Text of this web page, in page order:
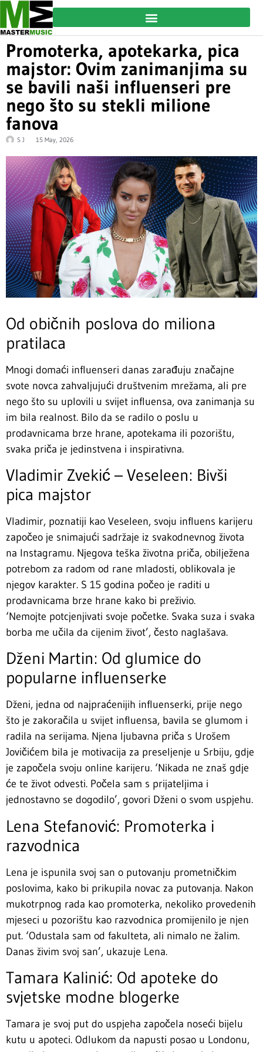
Promoterka, apotekarka, pica
majstor: Ovim zanimanjima su
se bavili naši influenseri pre
nego što su stekli milione
fanova
S J 15 May, 2026
Od običnih poslova do miliona
pratilaca
Mnogi domaći influenseri danas zarađuju značajne
svote novca zahvaljujući društvenim mrežama, ali pre
nego što su uplovili u svijet influensa, ova zanimanja su
im bila realnost. Bilo da se radilo o poslu u
prodavnicama brze hrane, apotekama ili pozorištu,
svaka priča je jedinstvena i inspirativna.
Vladimir Zvekić – Veseleen: Bivši
pica majstor
Vladimir, poznatiji kao Veseleen, svoju influens karijeru
započeo je snimajući sadržaje iz svakodnevnog života
na Instagramu. Njegova teška životna priča, obilježena
potrebom za radom od rane mladosti, oblikovala je
njegov karakter. S 15 godina počeo je raditi u
prodavnicama brze hrane kako bi preživio.
‘Nemojte potcjenjivati svoje početke. Svaka suza i svaka
borba me učila da cijenim život’, često naglašava.
Dženi Martin: Od glumice do
popularne influenserke
Dženi, jedna od najpraćenijih influenserki, prije nego
što je zakoračila u svijet influensa, bavila se glumom i
radila na serijama. Njena ljubavna priča s Urošem
Jovičićem bila je motivacija za preseljenje u Srbiju, gdje
je započela svoju online karijeru. ‘Nikada ne znaš gdje
će te život odvesti. Počela sam s prijateljima i
jednostavno se dogodilo’, govori Dženi o svom uspjehu.
Lena Stefanović: Promoterka i
razvodnica
Lena je ispunila svoj san o putovanju prometničkim
poslovima, kako bi prikupila novac za putovanja. Nakon
mukotrpnog rada kao promoterka, nekoliko provedenih
mjeseci u pozorištu kao razvodnica promijenilo je njen
put. ‘Odustala sam od fakulteta, ali nimalo ne žalim.
Danas živim svoj san’, ukazuje Lena.
Tamara Kalinić: Od apoteke do
svjetske modne blogerke
Tamara je svoj put do uspjeha započela noseći bijelu
kutu u apoteci. Odlukom da napusti posao u Londonu,